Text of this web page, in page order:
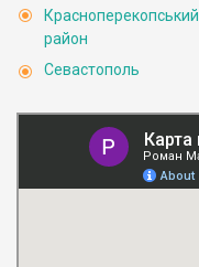
Красноперекопський
район
Севастополь